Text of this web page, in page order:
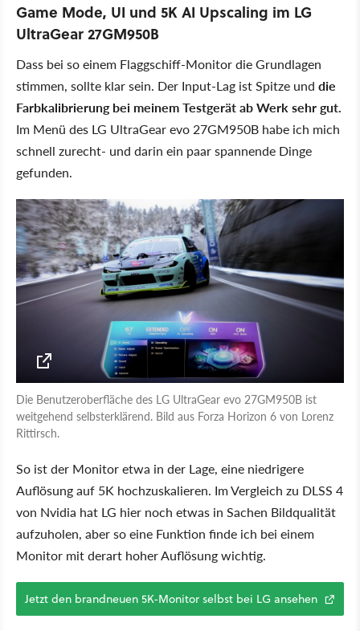
Game Mode, UI und 5K AI Upscaling im LG
UltraGear 27GM950B
Dass bei so einem Flaggschiff-Monitor die Grundlagen
stimmen, sollte klar sein. Der Input-Lag ist Spitze und die
Farbkalibrierung bei meinem Testgerät ab Werk sehr gut.
Im Menü des LG UltraGear evo 27GM950B habe ich mich
schnell zurecht- und darin ein paar spannende Dinge
gefunden.
Die Benutzeroberfläche des LG UltraGear evo 27GM950B ist
weitgehend selbsterklärend. Bild aus Forza Horizon 6 von Lorenz
Rittirsch.
So ist der Monitor etwa in der Lage, eine niedrigere
Auflösung auf 5K hochzuskalieren. Im Vergleich zu DLSS 4
von Nvidia hat LG hier noch etwas in Sachen Bildqualität
aufzuholen, aber so eine Funktion finde ich bei einem
Monitor mit derart hoher Auflösung wichtig.
Jetzt den brandneuen 5K-Monitor selbst bei LG ansehen